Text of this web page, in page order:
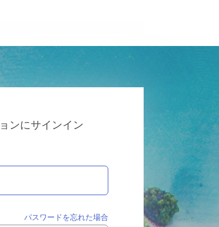
ンにサインイン
パスワードを忘れた場合